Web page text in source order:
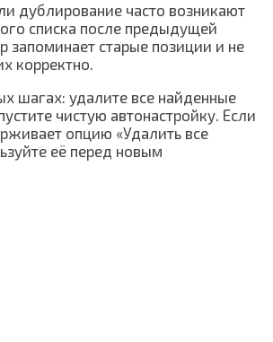
дублирование часто возникают
списка после предыдущей
запоминает старые позиции и не
корректно.
шагах: удалите все найденные
чистую автонастройку. Если
опцию «Удалить все
её перед новым